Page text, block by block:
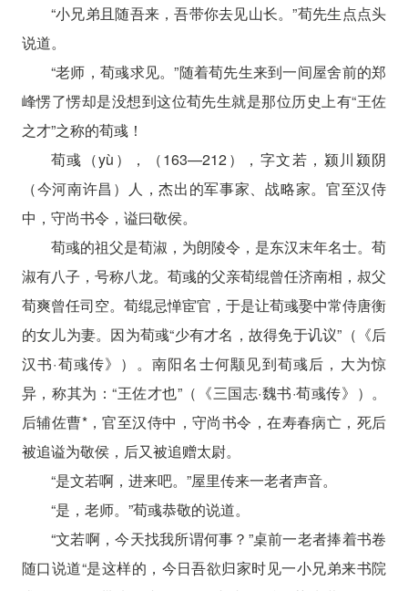
“小兄弟且随吾来，吾带你去见山长。”荀先生点点头
说道。
“老师，荀彧求见。”随着荀先生来到一间屋舍前的郑
峰愣了愣却是没想到这位荀先生就是那位历史上有“王佐
之才”之称的荀彧！
荀彧（yù），（163—212），字文若，颍川颍阴
（今河南许昌）人，杰出的军事家、战略家。官至汉侍
中，守尚书令，谥曰敬侯。
荀彧的祖父是荀淑，为朗陵令，是东汉末年名士。荀
淑有八子，号称八龙。荀彧的父亲荀绲曾任济南相，叔父
荀爽曾任司空。荀绲忌惮宦官，于是让荀彧娶中常侍唐衡
的女儿为妻。因为荀彧“少有才名，故得免于讥议”（《后
汉书·荀彧传》）。南阳名士何颙见到荀彧后，大为惊
异，称其为：“王佐才也”（《三国志·魏书·荀彧传》）。
后辅佐曹*，官至汉侍中，守尚书令，在寿春病亡，死后
被追谥为敬侯，后又被追赠太尉。
“是文若啊，进来吧。”屋里传来一老者声音。
“是，老师。”荀彧恭敬的说道。
“文若啊，今天找我所谓何事？”桌前一老者捧着书卷
随口说道“是这样的，今日吾欲归家时见一小兄弟来书院